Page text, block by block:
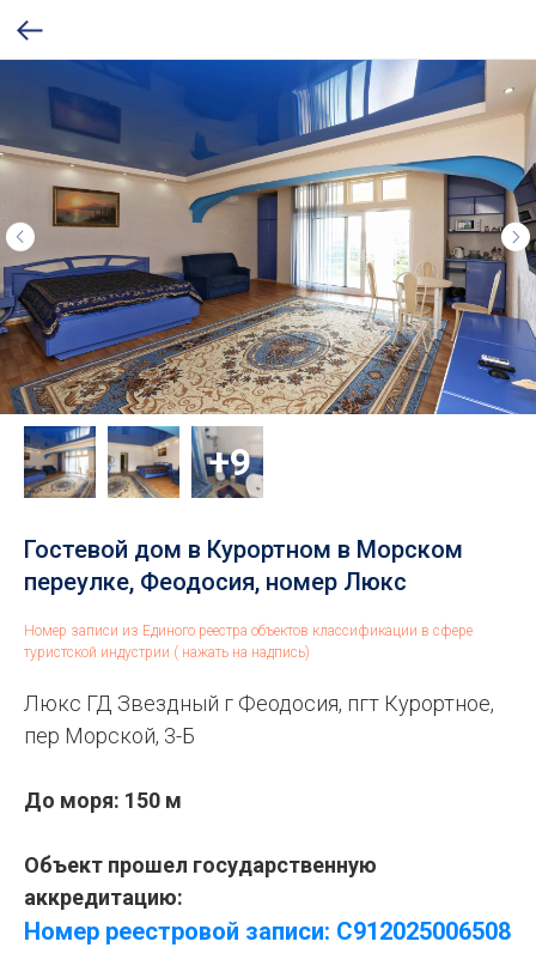
Гостевой дом в Курортном в Морском
переулке, Феодосия, номер Люкс
Номер записи из Единого реестра объектов классификации в сфере
туристской индустрии ( нажать на надпись)
Люкс ГД Звездный г Феодосия, пгт Курортное,
пер Морской, 3-Б
До моря: 150 м
Объект прошел государственную
аккредитацию:
Номер реестровой записи: С912025006508